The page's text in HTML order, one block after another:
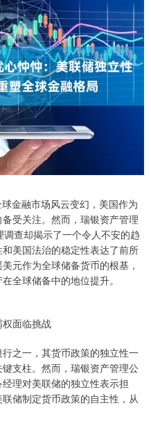
融市场风云变幻，美国作为
受关注。然而，瑞银资产管理
查却揭示了一个令人不安的趋
美国法治的稳定性表达了前所
元作为全球储备货币的根基，
全球储备中的地位提升。
面临挑战
之一，其货币政策的独立性一
支柱。然而，瑞银资产管理公
理对美联储的独立性表示担
储制定货币政策的自主性，从